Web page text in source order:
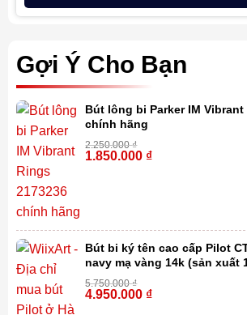
Gợi Ý Cho Bạn
Bút lông bi Parker IM Vibrant
chính hãng
2.250.000₫
1.850.000 ₫
Bút bi ký tên cao cấp Pilot
navy mạ vàng 14k (sản xuất
Bản)
5.750.000₫
4.950.000 ₫